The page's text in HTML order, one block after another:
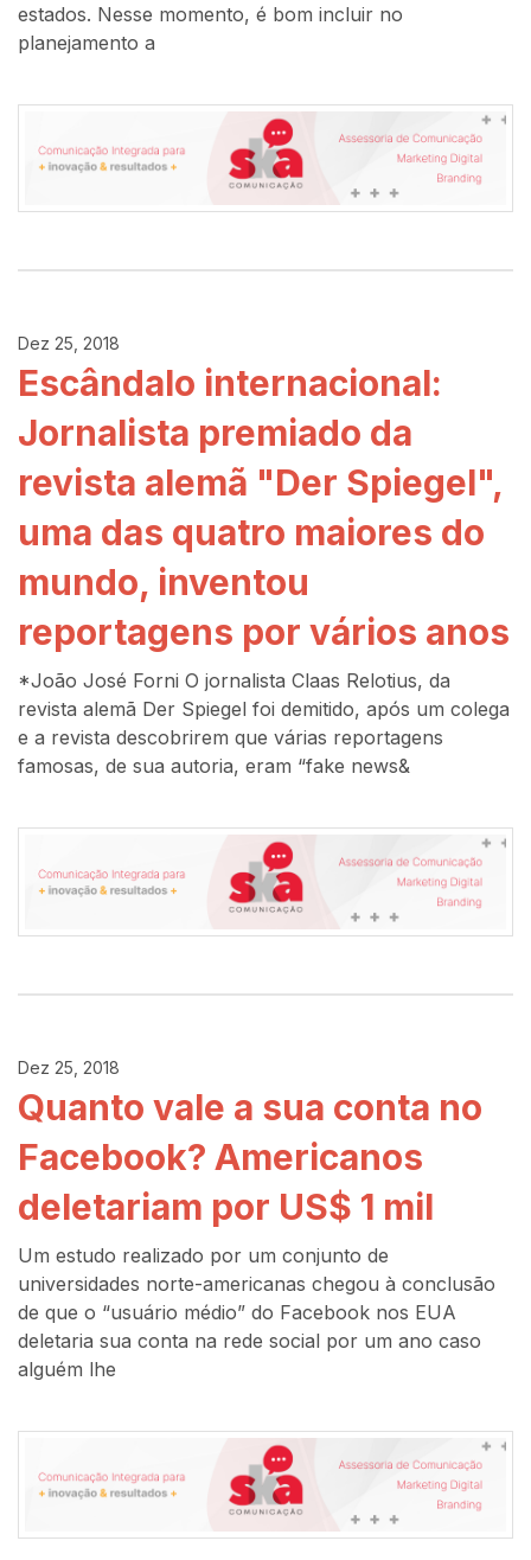
estados. Nesse momento, é bom incluir no
planejamento a
Dez 25, 2018
Escândalo internacional:
Jornalista premiado da
revista alemã "Der Spiegel",
uma das quatro maiores do
mundo, inventou
reportagens por vários anos
*João José Forni O jornalista Claas Relotius, da
revista alemã Der Spiegel foi demitido, após um colega
e a revista descobrirem que várias reportagens
famosas, de sua autoria, eram “fake news&
Dez 25, 2018
Quanto vale a sua conta no
Facebook? Americanos
deletariam por US$ 1 mil
Um estudo realizado por um conjunto de
universidades norte-americanas chegou à conclusão
de que o “usuário médio” do Facebook nos EUA
deletaria sua conta na rede social por um ano caso
alguém lhe